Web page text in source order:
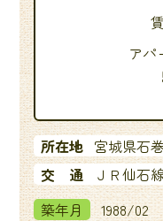
アパ
所在地 宮城県石
交 通
ＪＲ仙石
築年月
1988/02